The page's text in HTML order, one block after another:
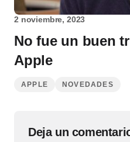
2 noviembre, 2023
No fue un buen
Apple
APPLE NOVEDADES
Deja un